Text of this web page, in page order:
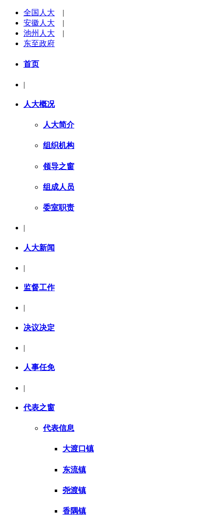
全国人大 |
安徽人大 |
池州人大 |
东至政府
首页
|
人大概况
人大简介
组织机构
领导之窗
组成人员
委室职责
|
人大新闻
|
监督工作
决议决定
|
人事任免
|
代表之窗
代表信息
大渡口镇
东流镇
尧渡镇
香隅镇